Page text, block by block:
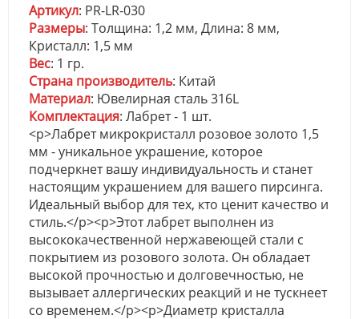
Артикул: PR-LR-030
Размеры: Толщина: 1,2 мм, Длина: 8 мм,
Кристалл: 1,5 мм
Вес: 1 гр.
Страна производитель: Китай
Материал: Ювелирная сталь 316L
Комплектация: Лабрет - 1 шт.
<p>Лабрет микрокристалл розовое золото 1,5
мм - уникальное украшение, которое
подчеркнет вашу индивидуальность и станет
настоящим украшением для вашего пирсинга.
Идеальный выбор для тех, кто ценит качество и
стиль.</p><p>Этот лабрет выполнен из
высококачественной нержавеющей стали с
покрытием из розового золота. Он обладает
высокой прочностью и долговечностью, не
вызывает аллергических реакций и не тускнеет
со временем.</p><p>Диаметр кристалла